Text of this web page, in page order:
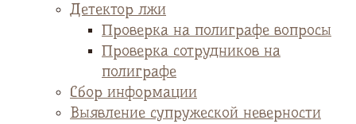
Детектор лжи
Проверка на полиграфе вопросы
Проверка сотрудников на
полиграфе
Сбор информации
Выявление супружеской неверности